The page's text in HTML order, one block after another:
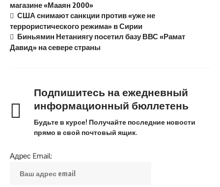
магазине «Мааян 2000»
США снимают санкции против «уже не
террористического режима» в Сирии
Биньямин Нетаниягу посетил базу ВВС «Рамат
Давид» на севере страны
Подпишитесь на ежедневный
информационный бюллетень
Будьте в курсе! Получайте последние новости
прямо в свой почтовый ящик.
Адрес Email: